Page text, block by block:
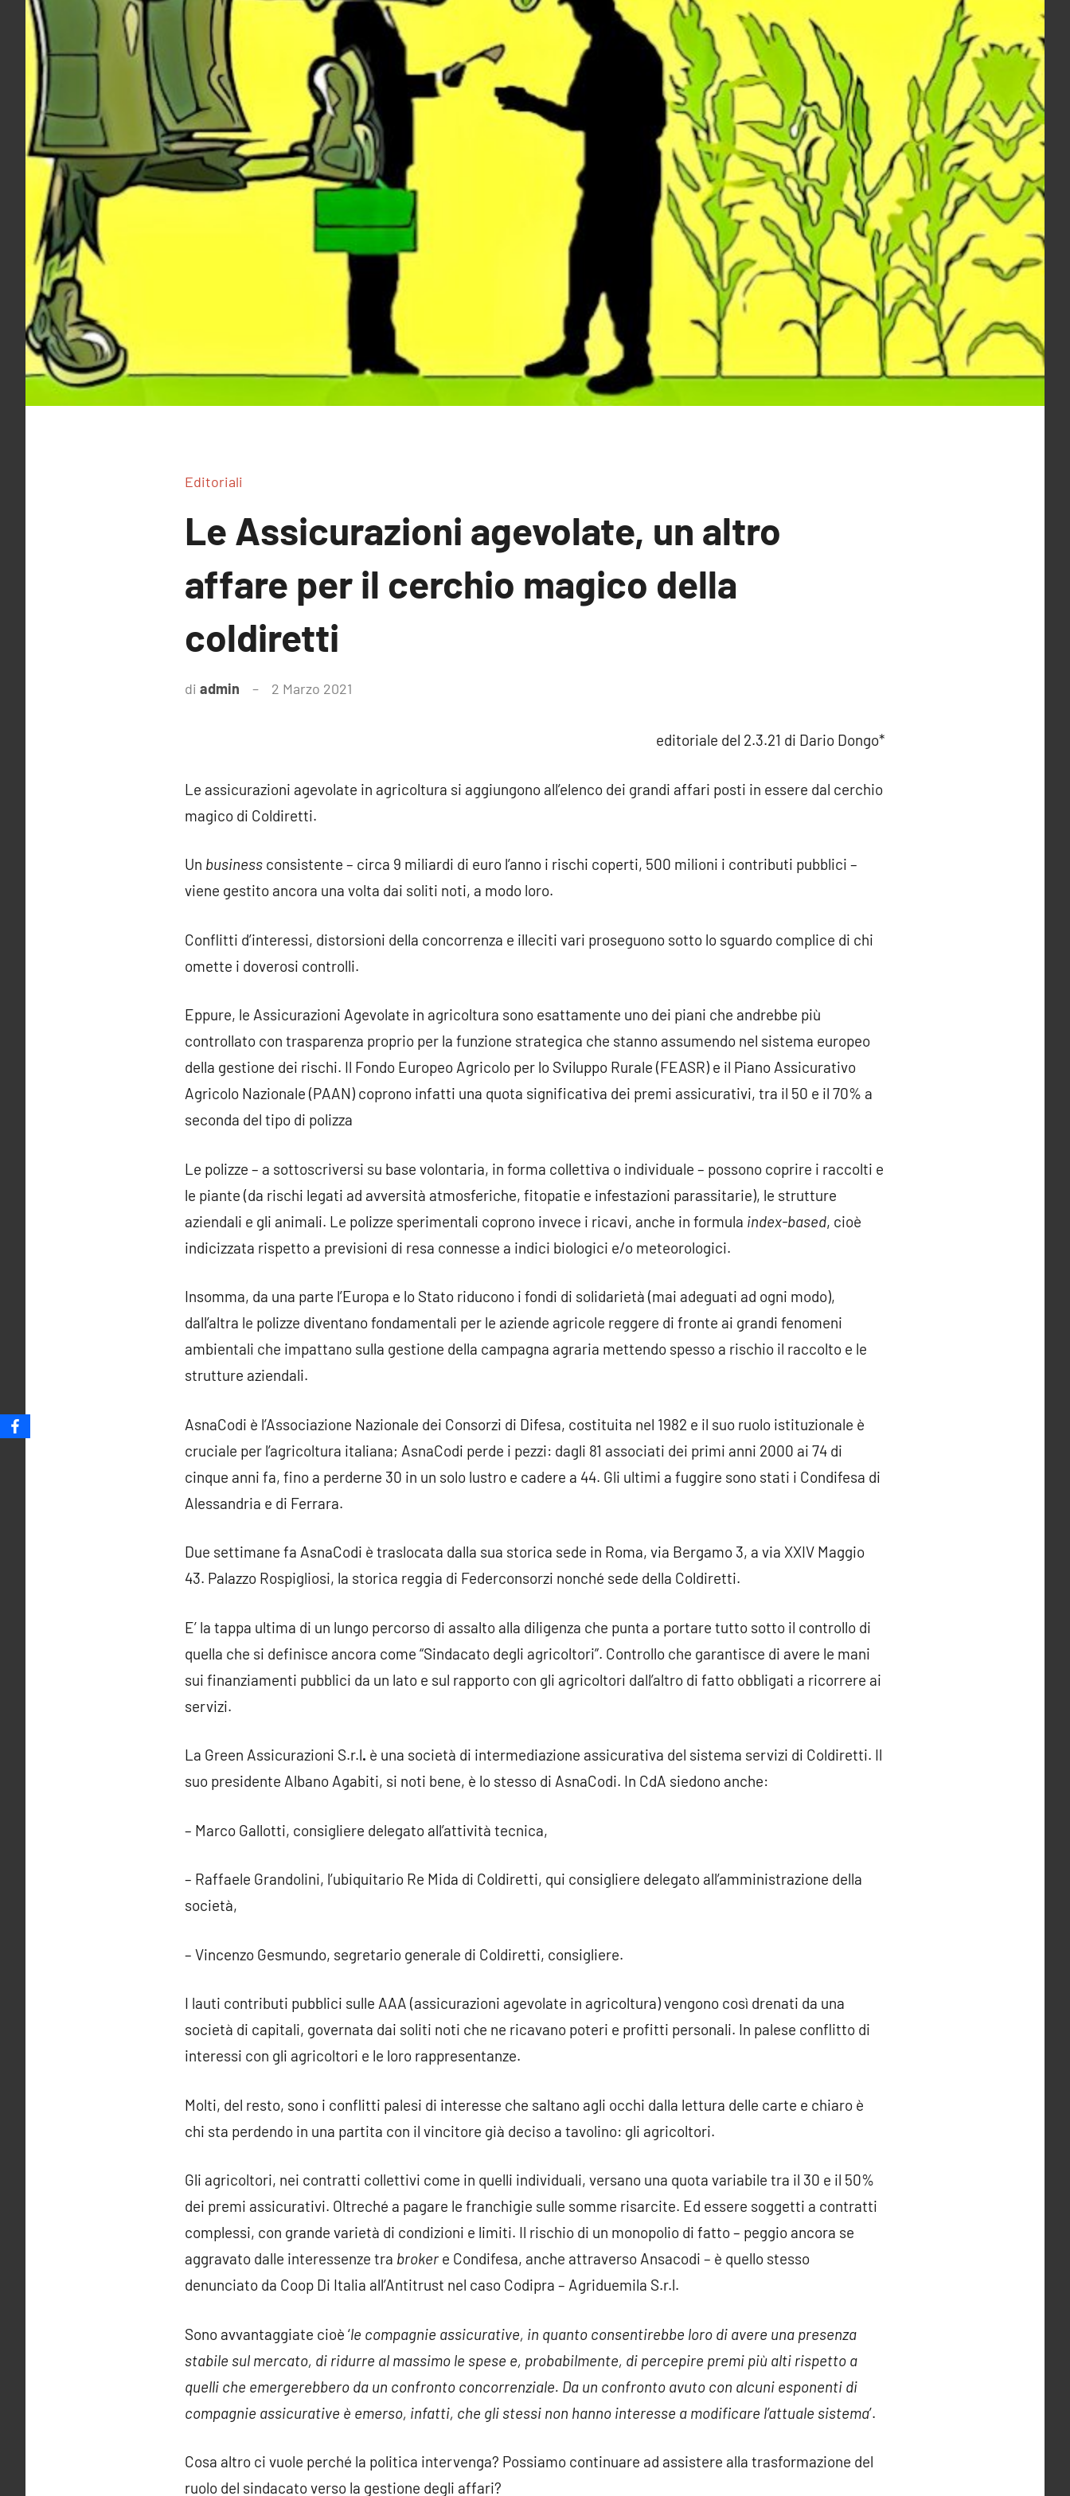
Editoriali
Le Assicurazioni agevolate, un altro
affare per il cerchio magico della
coldiretti
di admin 2 Marzo 2021
editoriale del 2.3.21 di Dario Dongo*
Le assicurazioni agevolate in agricoltura si aggiungono all’elenco dei grandi affari posti in essere dal cerchio
magico di Coldiretti.
Un business consistente – circa 9 miliardi di euro l’anno i rischi coperti, 500 milioni i contributi pubblici –
viene gestito ancora una volta dai soliti noti, a modo loro.
Conflitti d’interessi, distorsioni della concorrenza e illeciti vari proseguono sotto lo sguardo complice di chi
omette i doverosi controlli.
Eppure, le Assicurazioni Agevolate in agricoltura sono esattamente uno dei piani che andrebbe più
controllato con trasparenza proprio per la funzione strategica che stanno assumendo nel sistema europeo
della gestione dei rischi. Il Fondo Europeo Agricolo per lo Sviluppo Rurale (FEASR) e il Piano Assicurativo
Agricolo Nazionale (PAAN) coprono infatti una quota significativa dei premi assicurativi, tra il 50 e il 70% a
seconda del tipo di polizza
Le polizze – a sottoscriversi su base volontaria, in forma collettiva o individuale – possono coprire i raccolti e
le piante (da rischi legati ad avversità atmosferiche, fitopatie e infestazioni parassitarie), le strutture
aziendali e gli animali. Le polizze sperimentali coprono invece i ricavi, anche in formula index-based, cioè
indicizzata rispetto a previsioni di resa connesse a indici biologici e/o meteorologici.
Insomma, da una parte l’Europa e lo Stato riducono i fondi di solidarietà (mai adeguati ad ogni modo),
dall’altra le polizze diventano fondamentali per le aziende agricole reggere di fronte ai grandi fenomeni
ambientali che impattano sulla gestione della campagna agraria mettendo spesso a rischio il raccolto e le
strutture aziendali.
AsnaCodi è l’Associazione Nazionale dei Consorzi di Difesa, costituita nel 1982 e il suo ruolo istituzionale è
cruciale per l’agricoltura italiana; AsnaCodi perde i pezzi: dagli 81 associati dei primi anni 2000 ai 74 di
cinque anni fa, fino a perderne 30 in un solo lustro e cadere a 44. Gli ultimi a fuggire sono stati i Condifesa di
Alessandria e di Ferrara.
Due settimane fa AsnaCodi è traslocata dalla sua storica sede in Roma, via Bergamo 3, a via XXIV Maggio
43. Palazzo Rospigliosi, la storica reggia di Federconsorzi nonché sede della Coldiretti.
E’ la tappa ultima di un lungo percorso di assalto alla diligenza che punta a portare tutto sotto il controllo di
quella che si definisce ancora come “Sindacato degli agricoltori”. Controllo che garantisce di avere le mani
sui finanziamenti pubblici da un lato e sul rapporto con gli agricoltori dall’altro di fatto obbligati a ricorrere ai
servizi.
La Green Assicurazioni S.r.l. è una società di intermediazione assicurativa del sistema servizi di Coldiretti. Il
suo presidente Albano Agabiti, si noti bene, è lo stesso di AsnaCodi. In CdA siedono anche:
– Marco Gallotti, consigliere delegato all’attività tecnica,
– Raffaele Grandolini, l’ubiquitario Re Mida di Coldiretti, qui consigliere delegato all’amministrazione della
società,
– Vincenzo Gesmundo, segretario generale di Coldiretti, consigliere.
I lauti contributi pubblici sulle AAA (assicurazioni agevolate in agricoltura) vengono così drenati da una
società di capitali, governata dai soliti noti che ne ricavano poteri e profitti personali. In palese conflitto di
interessi con gli agricoltori e le loro rappresentanze.
Molti, del resto, sono i conflitti palesi di interesse che saltano agli occhi dalla lettura delle carte e chiaro è
chi sta perdendo in una partita con il vincitore già deciso a tavolino: gli agricoltori.
Gli agricoltori, nei contratti collettivi come in quelli individuali, versano una quota variabile tra il 30 e il 50%
dei premi assicurativi. Oltreché a pagare le franchigie sulle somme risarcite. Ed essere soggetti a contratti
complessi, con grande varietà di condizioni e limiti. Il rischio di un monopolio di fatto – peggio ancora se
aggravato dalle interessenze tra broker e Condifesa, anche attraverso Ansacodi – è quello stesso
denunciato da Coop Di Italia all’Antitrust nel caso Codipra – Agriduemila S.r.l.
Sono avvantaggiate cioè ‘le compagnie assicurative, in quanto consentirebbe loro di avere una presenza
stabile sul mercato, di ridurre al massimo le spese e, probabilmente, di percepire premi più alti rispetto a
quelli che emergerebbero da un confronto concorrenziale. Da un confronto avuto con alcuni esponenti di
compagnie assicurative è emerso, infatti, che gli stessi non hanno interesse a modificare l’attuale sistema’.
Cosa altro ci vuole perché la politica intervenga? Possiamo continuare ad assistere alla trasformazione del
ruolo del sindacato verso la gestione degli affari?